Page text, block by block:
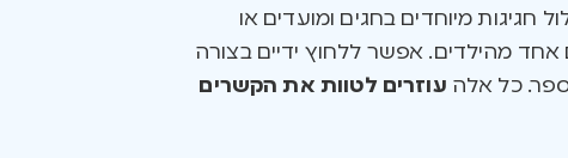
מיוחדים בחגים ומועדים או
מהילדים. אפשר ללחוץ ידיים בצורה
כל אלה עוזרים לטוות את הקשרים